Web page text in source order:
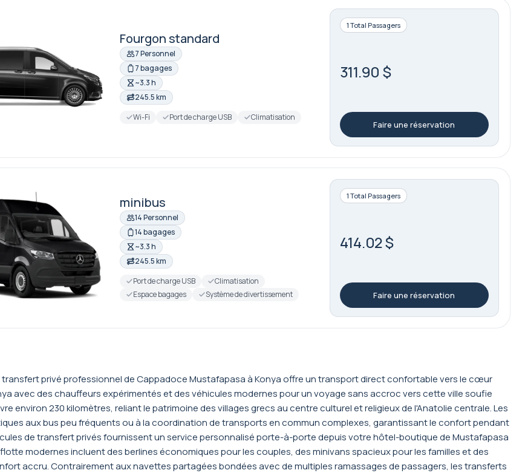
Fourgon standard
7 Personnel
7 bagages
~3.3 h
245.5 km
Wi-Fi
Port de charge USB Climatisation
1 Total Passagers
311.90 $
Faire une réservation
minibus
14 Personnel
14 bagages
~3.3 h
245.5 km
Port de charge USB
Climatisation
Espace bagages
Système de divertissement
1 Total Passagers
414.02 $
Faire une réservation
privé professionnel de Cappadoce Mustafapasa à Konya offre un transport direct confortable vers le cœur
avec des chauffeurs expérimentés et des véhicules modernes pour un voyage sans accroc vers cette ville soufie
environ 230 kilomètres, reliant le patrimoine des villages grecs au centre culturel et religieux de l'Anatolie centrale. Les
aux bus peu fréquents ou à la coordination de transports en commun complexes, garantissant le confort pendant
de transfert privés fournissent un service personnalisé porte-à-porte depuis votre hôtel-boutique de Mustafapasa
modernes incluent des berlines économiques pour les couples, des minivans spacieux pour les familles et des
accru. Contrairement aux navettes partagées bondées avec de multiples ramassages de passagers, les transferts